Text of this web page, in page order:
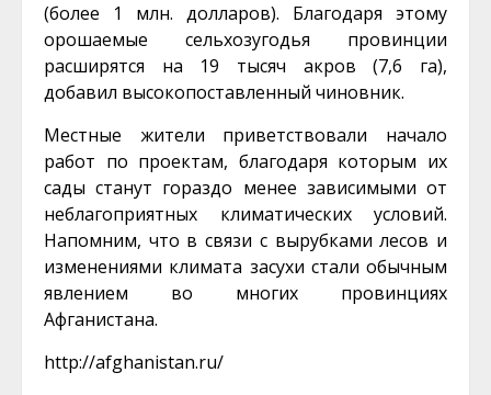
(более 1 млн. долларов). Благодаря этому
орошаемые сельхозугодья провинции
расширятся на 19 тысяч акров (7,6 га),
добавил высокопоставленный чиновник.
Местные жители приветствовали начало
работ по проектам, благодаря которым их
сады станут гораздо менее зависимыми от
неблагоприятных климатических условий.
Напомним, что в связи с вырубками лесов и
изменениями климата засухи стали обычным
явлением во многих провинциях
Афганистана.
http://afghanistan.ru/